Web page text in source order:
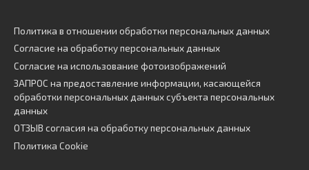
Политика в отношении обработки персональных данных
Согласие на обработку персональных данных
Согласие на использование фотоизображений
ЗАПРОС на предоставление информации, касающейся
обработки персональных данных субъекта персональных
данных
ОТЗЫВ согласия на обработку персональных данных
Политика Cookie